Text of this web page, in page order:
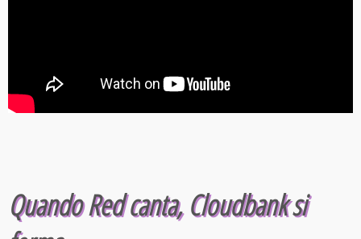
Quando Red canta, Cloudbank si